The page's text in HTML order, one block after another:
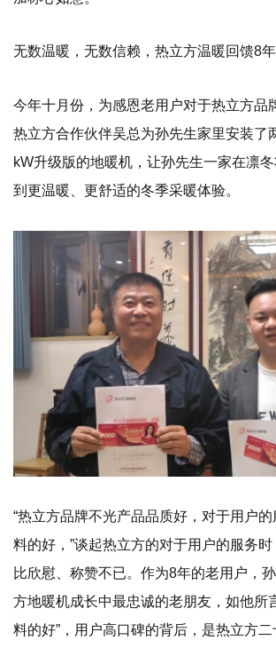
无数温暖，无数信赖，热立方温暖回馈8
今年十月份，为感恩老用户对于热立方品
热立方合作伙伴吴总为孙先生家里安装了
kW升级版的地暖机，让孙先生一家在凛
到更温暖、更舒适的冬季采暖体验。
“热立方品牌不光产品品质好，对于用户
料的好，”谈起热立方的对于用户的服务
比欣慰、称赞不已。作为8年的老用户，
方地暖机成长中最忠诚的老朋友，如他所
料的好”，用户高口碑的背后，是热立方